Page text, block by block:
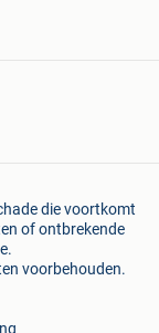
die voortkomt
of ontbrekende
voorbehouden.